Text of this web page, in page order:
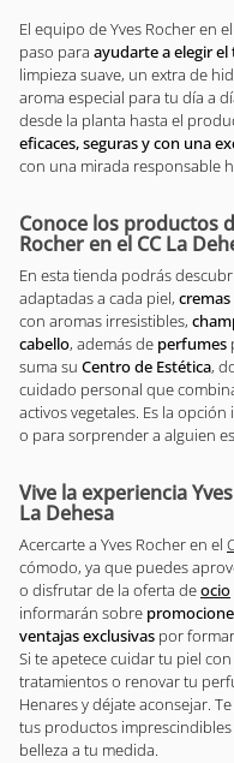
El equipo de Yves Rocher en
paso para ayudarte a elegir
limpieza suave, un extra de
aroma especial para tu día a
desde la planta hasta el
eficaces, seguras y con una
con una mirada responsable
Conoce los productos
Rocher en el CC La
En esta tienda podrás
adaptadas a cada piel,
con aromas irresistibles,
cabello, además de perfumes
suma su Centro de Estética,
cuidado personal que
activos vegetales. Es la
o para sorprender a alguien
Vive la experiencia
La Dehesa
Acercarte a Yves Rocher en el
cómodo, ya que puedes
o disfrutar de la oferta deocio
informarán sobre
ventajas exclusivas por
Si te apetece cuidar tu piel
tratamientos o renovar tu
Henares y déjate aconsejar.
tus productos
belleza a tu medida.